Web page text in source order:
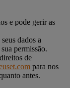
e pode gerir as
dados a
permissão.
de
para nos
antes.